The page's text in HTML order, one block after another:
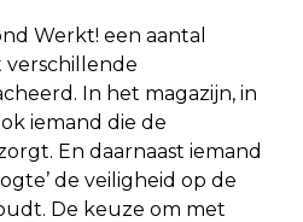
Werkt! een aantal
verschillende
In het magazijn, in
iemand die de
En daarnaast iemand
de veiligheid op de
De keuze om met